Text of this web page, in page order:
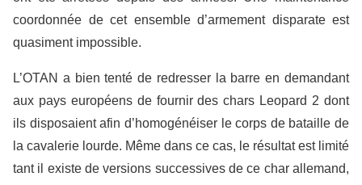
coordonnée de cet ensemble d’armement disparate est
quasiment impossible.
L’OTAN a bien tenté de redresser la barre en demandant
aux pays européens de fournir des chars Leopard 2 dont
ils disposaient afin d’homogénéiser le corps de bataille de
la cavalerie lourde. Même dans ce cas, le résultat est limité
tant il existe de versions successives de ce char allemand,